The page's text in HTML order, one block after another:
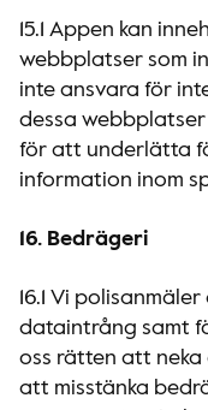
15.1 Appen kan
webbplatser som
inte ansvara för
dessa
för att underlätta
information inom
16. Bedrägeri
16.1 Vi
dataintrång samt
oss rätten att neka
att misstänka